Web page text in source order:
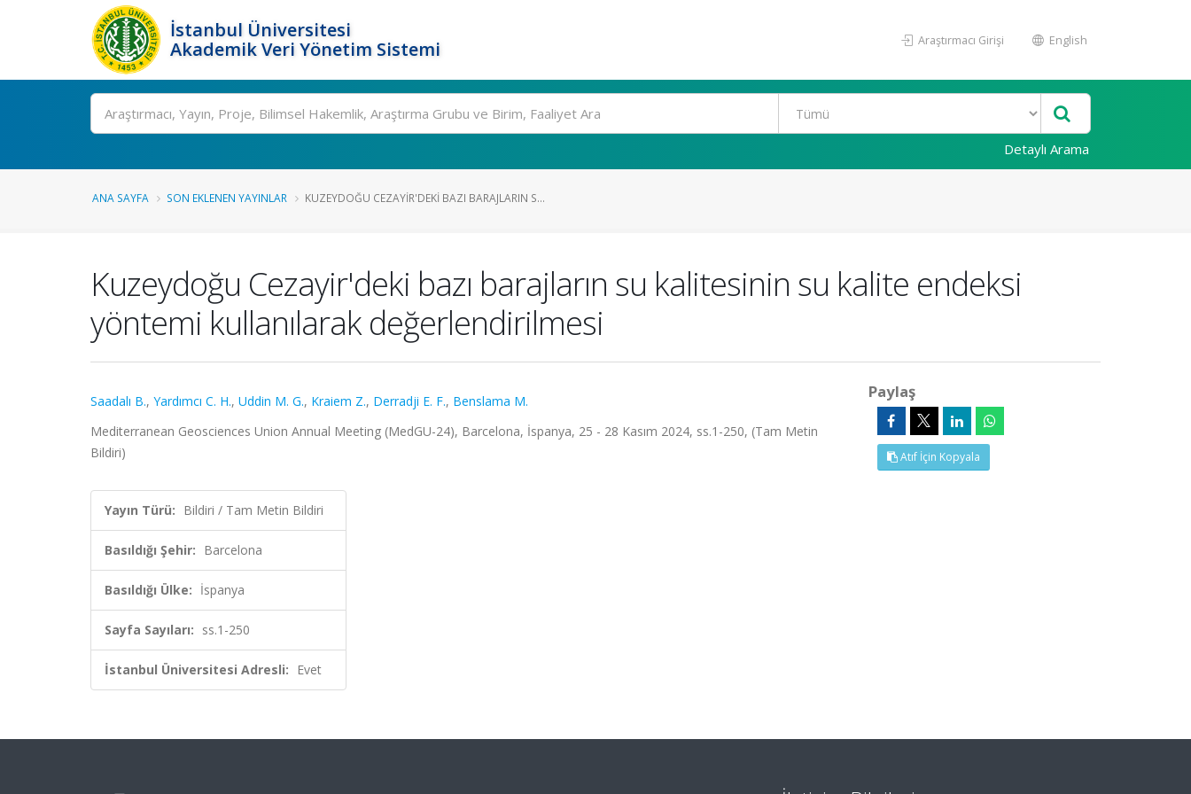
İstanbul Üniversitesi
Akademik Veri Yönetim Sistemi
Araştırmacı Girişi English
Ara
Detaylı Arama
ANA SAYFA SON EKLENEN YAYINLAR KUZEYDOĞU CEZAYIR'DEKI BAZI BARAJLARIN S...
Kuzeydoğu Cezayir'deki bazı barajların su kalitesinin su kalite endeksi
yöntemi kullanılarak değerlendirilmesi
Saadalı B., Yardımcı C. H., Uddin M. G., Kraiem Z., Derradji E. F., Benslama M.
Mediterranean Geosciences Union Annual Meeting (MedGU-24), Barcelona, İspanya, 25 - 28 Kasım 2024, ss.1-250, (Tam Metin
Bildiri)
Yayın Türü: Bildiri / Tam Metin Bildiri
Basıldığı Şehir: Barcelona
Basıldığı Ülke: İspanya
Sayfa Sayıları: ss.1-250
İstanbul Üniversitesi Adresli: Evet
Paylaş
Atıf İçin Kopyala